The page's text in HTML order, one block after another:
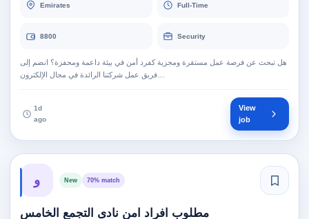
Emirates Full-Time
8800 Security
هل تبحث عن فرصة عمل مستقرة ومجزية كفرد أمن في بيئة داعمة ومحفزة؟ انضم إلى
1d
ago
View
job
و New 70% match
مطلوب افراد امن نادى التجمع الخامس